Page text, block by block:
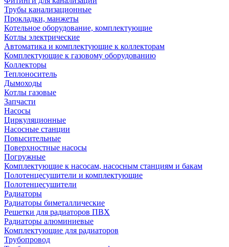
Трубы канализационные
Прокладки, манжеты
Котельное оборудование, комплектующие
Котлы электрические
Автоматика и комплектующие к коллекторам
Комплектующие к газовому оборудованию
Коллекторы
Теплоноситель
Дымоходы
Котлы газовые
Запчасти
Насосы
Циркуляционные
Насосные станции
Повысительные
Поверхностные насосы
Погружные
Комплектующие к насосам, насосным станциям и бакам
Полотенцесушители и комплектующие
Полотенцесушители
Радиаторы
Радиаторы биметаллические
Решетки для радиаторов ПВХ
Радиаторы алюминиевые
Комплектующие для радиаторов
Трубопровод